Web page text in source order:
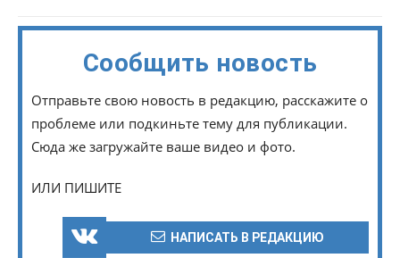
Сообщить новость
Отправьте свою новость в редакцию, расскажите о
проблеме или подкиньте тему для публикации.
Сюда же загружайте ваше видео и фото.
ИЛИ ПИШИТЕ
НАПИСАТЬ В РЕДАКЦИЮ